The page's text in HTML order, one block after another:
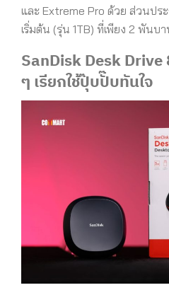
และ Extreme Pro ด้วย ส่วนป
เริ่มต้น (รุ่น 1TB) ที่เพียง 2 พันบ
SanDisk Desk
ๆ เรียกใช้ปุ๊บปั๊บทันใจ